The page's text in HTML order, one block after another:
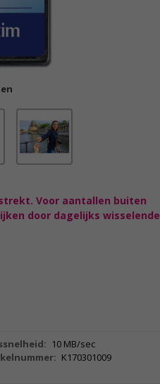
Voor aantallen buiten
door dagelijks wisselende
10 MB/sec
K170301009